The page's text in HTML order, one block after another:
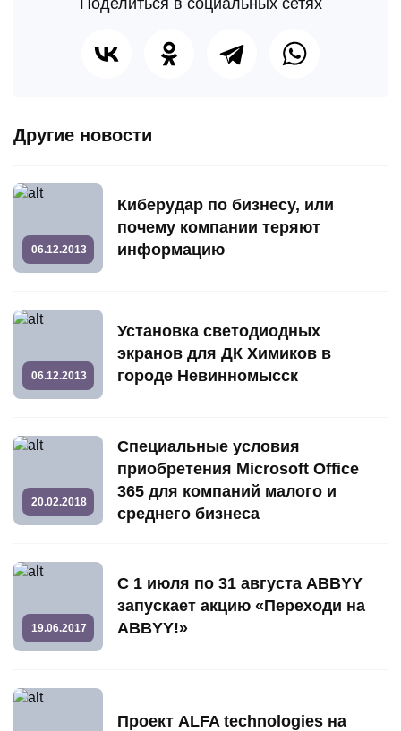
Другие новости
06.12.2013
Киберудар по бизнесу, или
почему компании теряют
информацию
06.12.2013
Установка светодиодных
экранов для ДК Химиков в
городе Невинномысск
20.02.2018
Специальные условия
приобретения Microsoft Office
365 для компаний малого и
среднего бизнеса
19.06.2017
С 1 июля по 31 августа ABBYY
запускает акцию «Переходи на
ABBYY!»
Проект ALFA technologies на